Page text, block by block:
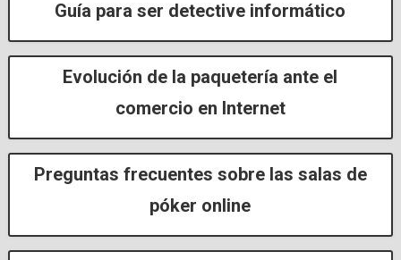
Guía para ser detective informático
Evolución de la paquetería ante el
comercio en Internet
Preguntas frecuentes sobre las salas de
póker online